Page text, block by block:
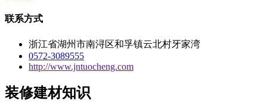
联系方式
浙江省湖州市南浔区和孚镇云北村牙家湾
0572-3089555
http://www.jntuocheng.com
装修建材知识